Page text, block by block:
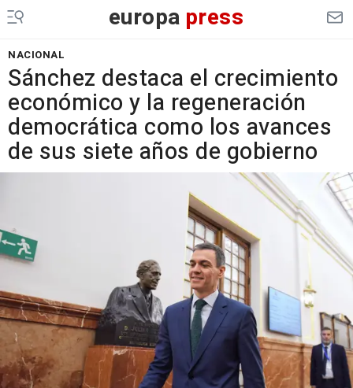
europa press
NACIONAL
Sánchez destaca el crecimiento
económico y la regeneración
democrática como los avances
de sus siete años de gobierno